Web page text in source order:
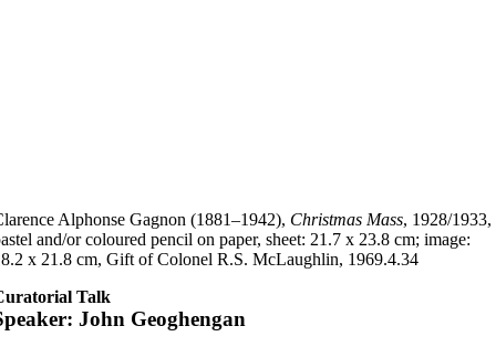
Alphonse Gagnon (1881–1942), Christmas Mass, 1928/1933,
and/or coloured pencil on paper, sheet: 21.7 x 23.8 cm; image:
x 21.8 cm, Gift of Colonel R.S. McLaughlin, 1969.4.34
Talk
John Geoghengan